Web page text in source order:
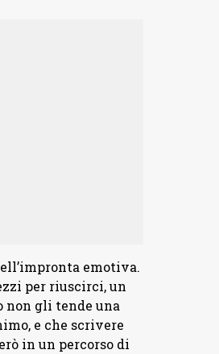
emotiva.
per riuscirci, un
non gli tende una
e che scrivere
in un percorso di